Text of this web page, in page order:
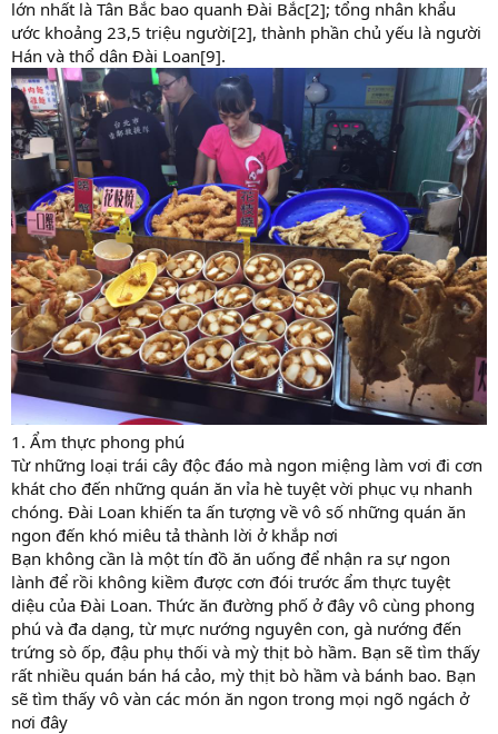
lớn nhất là Tân Bắc bao quanh Đài Bắc[2]; tổng nhân khẩu
ước khoảng 23,5 triệu người[2], thành phần chủ yếu là người
Hán và thổ dân Đài Loan[9].
1. Ẩm thực phong phú
Từ những loại trái cây độc đáo mà ngon miệng làm vơi đi cơn
khát cho đến những quán ăn vỉa hè tuyệt vời phục vụ nhanh
chóng. Đài Loan khiến ta ấn tượng về vô số những quán ăn
ngon đến khó miêu tả thành lời ở khắp nơi
Bạn không cần là một tín đồ ăn uống để nhận ra sự ngon
lành để rồi không kiềm được cơn đói trước ẩm thực tuyệt
diệu của Đài Loan. Thức ăn đường phố ở đây vô cùng phong
phú và đa dạng, từ mực nướng nguyên con, gà nướng đến
trứng sò ốp, đậu phụ thối và mỳ thịt bò hầm. Bạn sẽ tìm thấy
rất nhiều quán bán há cảo, mỳ thịt bò hầm và bánh bao. Bạn
sẽ tìm thấy vô vàn các món ăn ngon trong mọi ngõ ngách ở
nơi đây